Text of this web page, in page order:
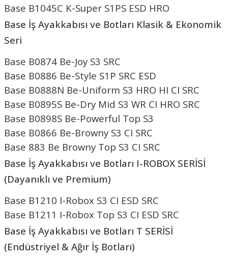
Base B1045C K-Super S1PS ESD HRO
Base İş Ayakkabısı ve Botları Klasik & Ekonomik
Seri
Base B0874 Be-Joy S3 SRC
Base B0886 Be-Style S1P SRC ESD
Base B0888N Be-Uniform S3 HRO HI CI SRC
Base B0895S Be-Dry Mid S3 WR CI HRO SRC
Base B0898S Be-Powerful Top S3
Base B0866 Be-Browny S3 CI SRC
Base 883 Be Browny Top S3 CI SRC
Base İş Ayakkabısı ve Botları I-ROBOX SERİSİ
(Dayanıklı ve Premium)
Base B1210 I-Robox S3 CI ESD SRC
Base B1211 I-Robox Top S3 CI ESD SRC
Base İş Ayakkabısı ve Botları T SERİSİ
(Endüstriyel & Ağır İş Botları)